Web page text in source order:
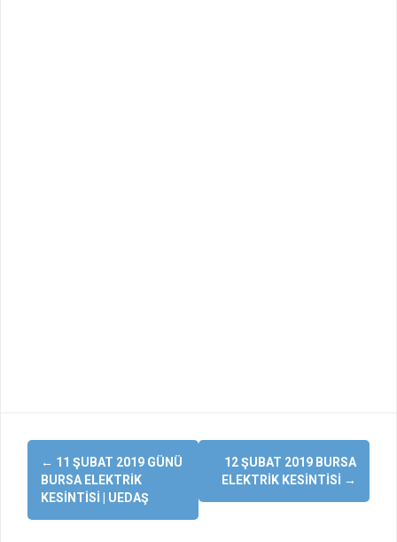
Yazı
dolaşımı
← 11 ŞUBAT 2019 GÜNÜ
BURSA ELEKTRIK
KESINTISI | UEDAŞ
12 ŞUBAT 2019 BURSA
ELEKTRIK KESINTISI →